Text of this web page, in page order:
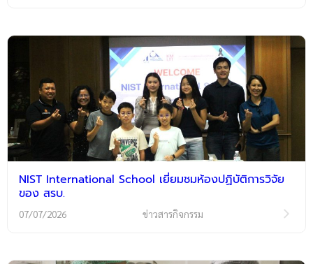
NIST International School เยี่ยมชมห้องปฏิบัติการวิจัย
ของ สรบ.
07/07/2026 ข่าวสารกิจกรรม